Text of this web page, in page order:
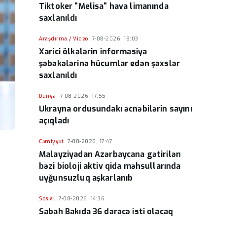
Tiktoker "Melisa" hava limanında
saxlanıldı
Araşdırma / Video 7-08-2026, 18:03
Xarici ölkələrin informasiya
şəbəkələrinə hücumlar edən şəxslər
saxlanıldı
Dünya 7-08-2026, 17:55
Ukrayna ordusundakı əcnəbilərin sayını
açıqladı
Cəmiyyət 7-08-2026, 17:47
Malayziyadan Azərbaycana gətirilən
bəzi bioloji aktiv qida məhsullarında
uyğunsuzluq aşkarlanıb
Sosial 7-08-2026, 14:36
Sabah Bakıda 36 dərəcə isti olacaq